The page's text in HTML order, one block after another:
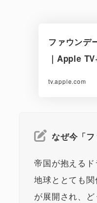
ファウンデ
｜Apple
tv.apple.com
なぜ今「
帝国が抱えるド
地球ととても
が展開され、